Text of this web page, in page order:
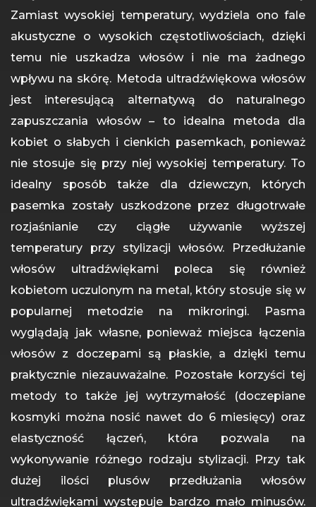
Zamiast wysokiej temperatury, wydziela ono fale
akustyczne o wysokich częstotliwościach, dzięki
temu nie uszkadza włosów i nie ma żadnego
wpływu na skórę. Metoda ultradźwiękowa włosów
jest interesującą alternatywą do naturalnego
zapuszczania włosów – to idealna metoda dla
kobiet o słabych i cienkich pasemkach, ponieważ
nie stosuje się przy niej wysokiej temperatury. To
idealny sposób także dla dziewczyn, których
pasemka zostały uszkodzone przez długotrwałe
rozjaśnianie czy ciągłe używanie wyższej
temperatury przy stylizacji włosów. Przedłużanie
włosów ultradźwiękami poleca się również
kobietom uczulonym na metal, który stosuje się w
popularnej metodzie na mikroringi. Pasma
wyglądają jak własne, ponieważ miejsca łączenia
włosów z doczepami są płaskie, a dzięki temu
praktycznie niezauważalne. Pozostałe korzyści tej
metody to także jej wytrzymałość (doczepiane
kosmyki można nosić nawet do 6 miesięcy) oraz
elastyczność łączeń, która pozwala na
wykonywanie różnego rodzaju stylizacji. Przy tak
dużej ilości plusów przedłużania włosów
ultradźwiękami występuje bardzo mało minusów.